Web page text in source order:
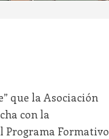
que la Asociación
con la
Programa Formativo